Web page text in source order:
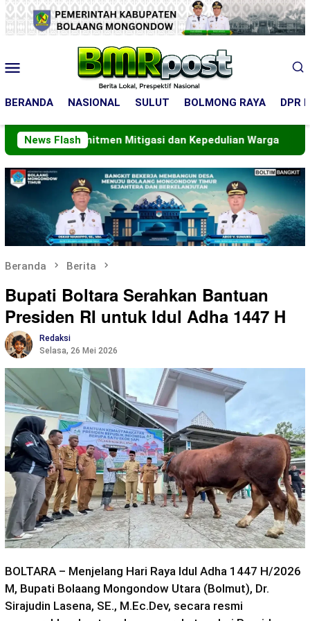
Loncat
ke
konten
Mobile
BERANDA NASIONAL SULUT BOLMONG RAYA DPR
News Flash
Mitigasi dan Kepedulian Warga Komitmen
Beranda Berita
Bupati Boltara Serahkan Bantuan
Presiden RI untuk Idul Adha 1447 H
Redaksi
Selasa, 26 Mei 2026
BOLTARA – Menjelang Hari Raya Idul Adha 1447 H/2026
M, Bupati Bolaang Mongondow Utara (Bolmut), Dr.
Sirajudin Lasena, SE., M.Ec.Dev, secara resmi